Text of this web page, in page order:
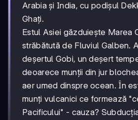
Arabia și India, cu podișul
Ghați.
Estul Asiei găzduiește Marea
străbătută de Fluviul Galben.
deșertul Gobi, un deșert
deoarece munții din jur
aer umed dinspre ocean. În
munți vulcanici ce formează
Pacificului" - cauza?